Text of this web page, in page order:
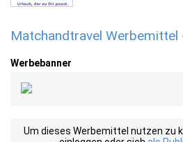
Matchandtravel Werbemittel
Werbebanner
Um dieses Werbemittel nutzen zu